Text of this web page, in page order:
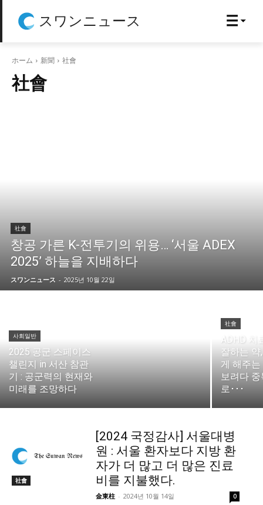
スワンニュース
ホーム 新聞 社會
社會
社會
창공 가른 K-전투기의 위용… ‘서울 ADEX
2025’ 하늘을 지배하다
スワンニュース - 2025년 10월 22일
사회일반
2025 공군 스페이스
챌린지 in 서산 참관
기 : 공군력의 현재와
미래를 조망하다
社會
ADHD 치
잘하는
게 해주는
보려다
로･･･
社會
[2024 국정감사] 서울대병
원 : 서울 환자보다 지방 환
자가 더 많고 더 많은 진료
비를 지불했다.
金東柱 - 2024년 10월 14일 0